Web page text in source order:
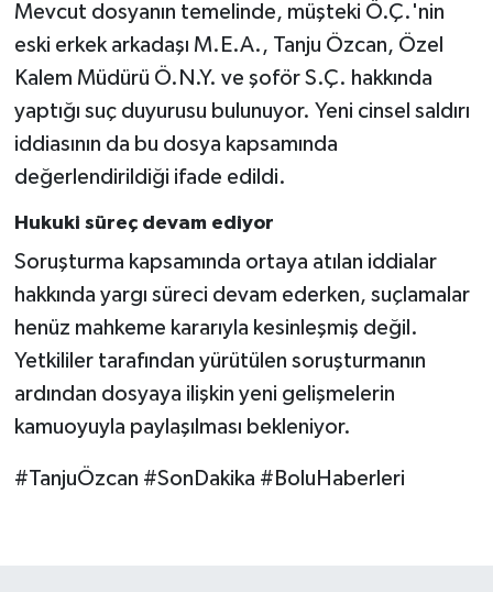
Mevcut dosyanın temelinde, müşteki Ö.Ç.'nin
eski erkek arkadaşı M.E.A., Tanju Özcan, Özel
Kalem Müdürü Ö.N.Y. ve şoför S.Ç. hakkında
yaptığı suç duyurusu bulunuyor. Yeni cinsel saldırı
iddiasının da bu dosya kapsamında
değerlendirildiği ifade edildi.
Hukuki süreç devam ediyor
Soruşturma kapsamında ortaya atılan iddialar
hakkında yargı süreci devam ederken, suçlamalar
henüz mahkeme kararıyla kesinleşmiş değil.
Yetkililer tarafından yürütülen soruşturmanın
ardından dosyaya ilişkin yeni gelişmelerin
kamuoyuyla paylaşılması bekleniyor.
#TanjuÖzcan #SonDakika #BoluHaberleri